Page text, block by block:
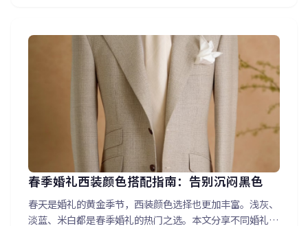
春季婚礼西装颜色搭配指南：告别沉闷黑色
春天是婚礼的黄金季节，西装颜色选择也更加丰富。浅灰、
淡蓝、米白都是春季婚礼的热门之选。本文分享不同婚礼主